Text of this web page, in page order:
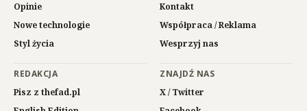
Opinie
Nowe technologie
Styl życia
Kontakt
Współpraca / Reklama
Wesprzyj nas
REDAKCJA
Pisz z thefad.pl
ZNAJDŹ NAS
X / Twitter